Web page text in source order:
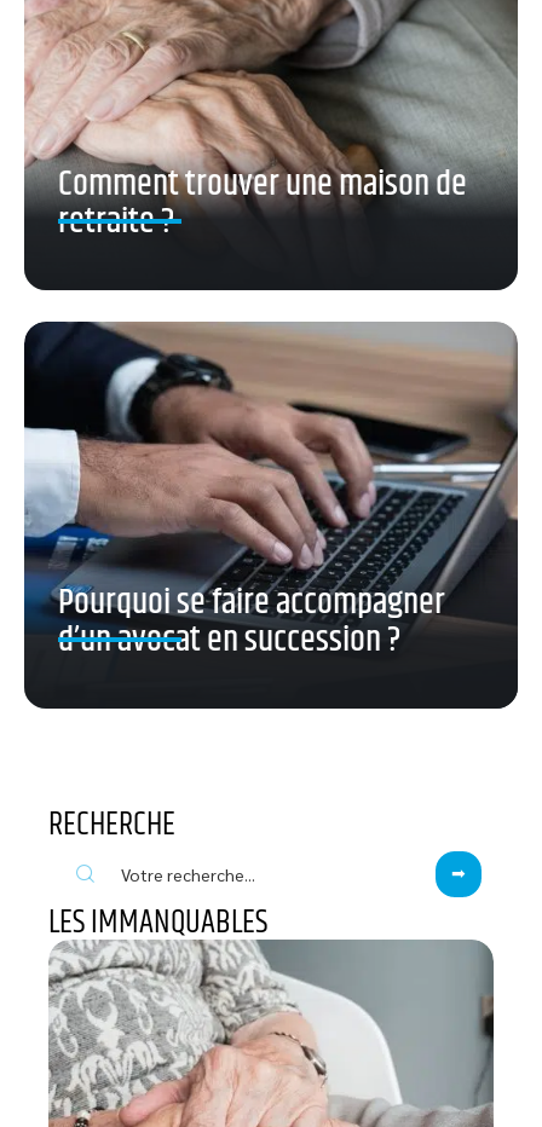
Comment trouver une maison de
retraite ?
Pourquoi se faire accompagner
d’un avocat en succession ?
RECHERCHE
LES IMMANQUABLES